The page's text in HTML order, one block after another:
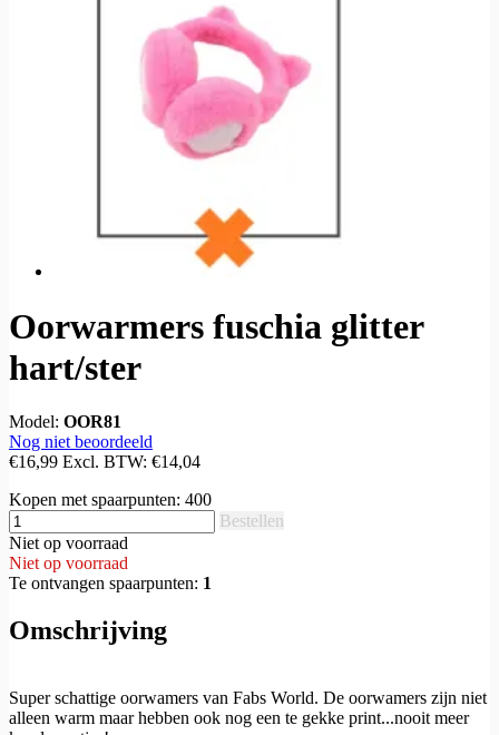
Oorwarmers fuschia glitter
hart/ster
Model: OOR81
Nog niet beoordeeld
€16,99 Excl. BTW: €14,04
Kopen met spaarpunten: 400
Bestellen
Niet op voorraad
Niet op voorraad
Te ontvangen spaarpunten: 1
Omschrijving
Super schattige oorwamers van Fabs World. De oorwamers zijn niet
alleen warm maar hebben ook nog een te gekke print...nooit meer